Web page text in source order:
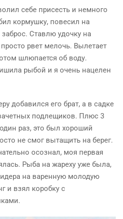
себе присесть и немного
кормушку, повесил на
Ставлю удочку на
рвет мелочь. Вылетает
шлюпается об воду.
рыбой и я очень нацелен
добавился его брат, а в садке
подлещиков. Плюс 3
раз, это был хороший
не смог вытащить на берег.
осознал, моя первая
Рыба на жареху уже была,
на варенную молодую
и взял коробку с